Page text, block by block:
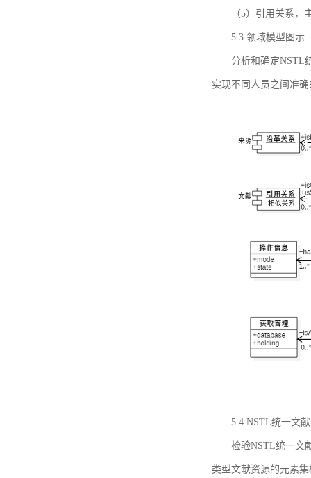
（5）引用关系，
5.3 领域模型图示
分析和确定NSTL
实现不同人员之间准
5.4 NSTL统一文
检验NSTL统一文
类型文献资源的元素